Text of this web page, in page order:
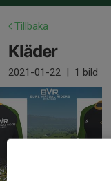
Tillbaka
Kläder
2021-01-22 | 1 bild